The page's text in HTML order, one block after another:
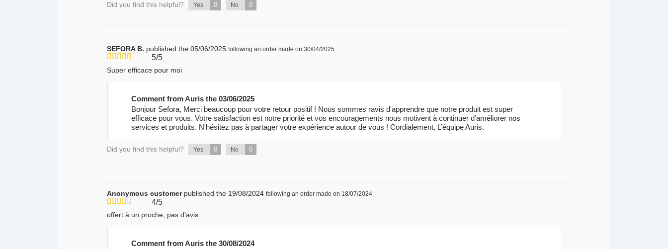
Did you find this helpful? Yes 0 No 0
SEFORA B. published the 05/06/2025 following an order made on 30/04/2025
5/5
Super efficace pour moi
Comment from Auris the 03/06/2025
Bonjour Sefora, Merci beaucoup pour votre retour positif ! Nous sommes ravis d'apprendre que notre produit est super
efficace pour vous. Votre satisfaction est notre priorité et vos encouragements nous motivent à continuer d’améliorer nos
services et produits. N'hésitez pas à partager votre expérience autour de vous ! Cordialement, L’équipe Auris.
Did you find this helpful? Yes 0 No 0
Anonymous customer published the 19/08/2024 following an order made on 18/07/2024
4/5
offert à un proche, pas d'avis
Comment from Auris the 30/08/2024